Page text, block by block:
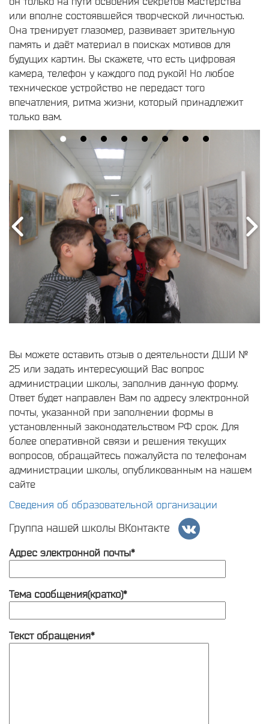
или вполне состоявшейся творческой личностью.
Она тренирует глазомер, развивает зрительную
память и даёт материал в поисках мотивов для
будущих картин. Вы скажете, что есть цифровая
камера, телефон у каждого под рукой! Но любое
техническое устройство не передаст того
впечатления, ритма жизни, который принадлежит
только вам.
Вы можете оставить отзыв о деятельности ДШИ №
25 или задать интересующий Вас вопрос
администрации школы, заполнив данную форму.
Ответ будет направлен Вам по адресу электронной
почты, указанной при заполнении формы в
установленный законодательством РФ срок. Для
более оперативной связи и решения текущих
вопросов, обращайтесь пожалуйста по телефонам
администрации школы, опубликованным на нашем
сайте
Сведения об образовательной организации
Группа нашей школы ВКонтакте
Адрес электронной почты*
Тема сообщения(кратко)*
Текст обращения*